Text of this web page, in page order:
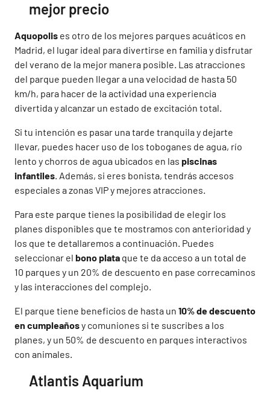
mejor precio
Aquopolis es otro de los mejores parques acuáticos en
Madrid, el lugar ideal para divertirse en familia y disfrutar
del verano de la mejor manera posible. Las atracciones
del parque pueden llegar a una velocidad de hasta 50
km/h, para hacer de la actividad una experiencia
divertida y alcanzar un estado de excitación total.
Si tu intención es pasar una tarde tranquila y dejarte
llevar, puedes hacer uso de los toboganes de agua, río
lento y chorros de agua ubicados en las piscinas
infantiles. Además, si eres bonista, tendrás accesos
especiales a zonas VIP y mejores atracciones.
Para este parque tienes la posibilidad de elegir los
planes disponibles que te mostramos con anterioridad y
los que te detallaremos a continuación. Puedes
seleccionar el bono plata que te da acceso a un total de
10 parques y un 20% de descuento en pase correcaminos
y las interacciones del complejo.
El parque tiene beneficios de hasta un 10% de descuento
en cumpleañosy comuniones si te suscribes a los
planes, y un 50% de descuento en parques interactivos
con animales.
Atlantis Aquarium